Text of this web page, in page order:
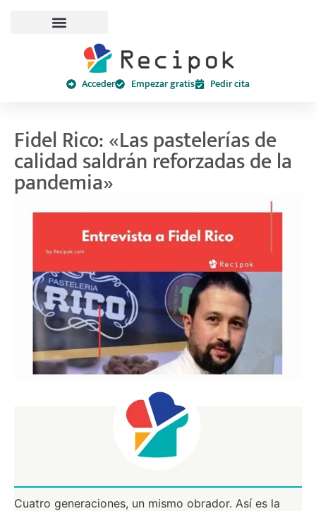
Acceder Empezar gratis Pedir cita
Fidel Rico: «Las pastelerías de
calidad saldrán reforzadas de la
pandemia»
Cuatro generaciones, un mismo obrador. Así es la